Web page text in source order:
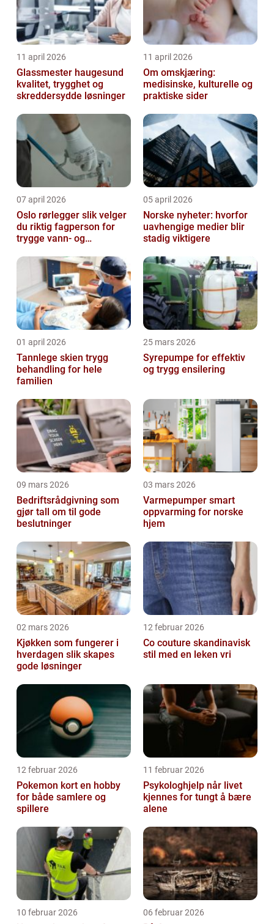
11 april 2026
Glassmester haugesund
kvalitet, trygghet og
skreddersydde løsninger
11 april 2026
Om omskjæring:
medisinske, kulturelle og
praktiske sider
07 april 2026
Oslo rørlegger slik velger
du riktig fagperson for
trygge vann- og
05 april 2026
Norske nyheter: hvorfor
uavhengige medier blir
stadig viktigere
01 april 2026
Tannlege skien trygg
behandling for hele
familien
25 mars 2026
Syrepumpe for effektiv
og trygg ensilering
09 mars 2026
Bedriftsrådgivning som
gjør tall om til gode
beslutninger
03 mars 2026
Varmepumper smart
oppvarming for norske
hjem
02 mars 2026
Kjøkken som fungerer i
hverdagen slik skapes
gode løsninger
12 februar 2026
Co couture skandinavisk
stil med en leken vri
12 februar 2026
Pokemon kort en hobby
for både samlere og
spillere
11 februar 2026
Psykologhjelp når livet
kjennes for tungt å bære
alene
10 februar 2026 06 februar 2026